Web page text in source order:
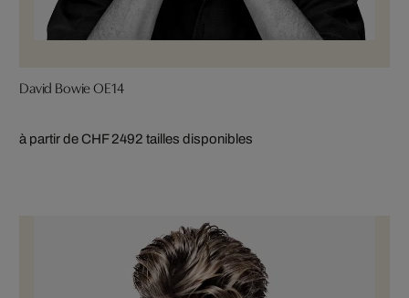
David Bowie OE14
à partir de CHF 2492 tailles disponibles